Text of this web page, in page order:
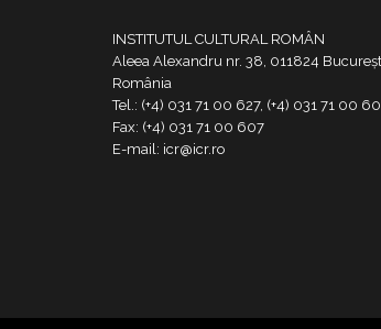
INSTITUTUL CULTURAL ROMÂN
Aleea Alexandru nr. 38, 011824
România
Tel.: (+4) 031 71 00 627, (+4) 031 71 00
Fax: (+4) 031 71 00 607
E-mail: icr@icr.ro